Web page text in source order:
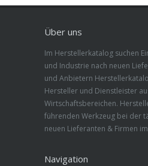
Über uns
Im Herstellerkatalog suchen
und Industrie nach neuen
und Anbietern
Hersteller und Dienstleister
Wirtschaftsbereichen.
führenden Werkzeug bei der
neuen Lieferanten & Firmen
Navigation